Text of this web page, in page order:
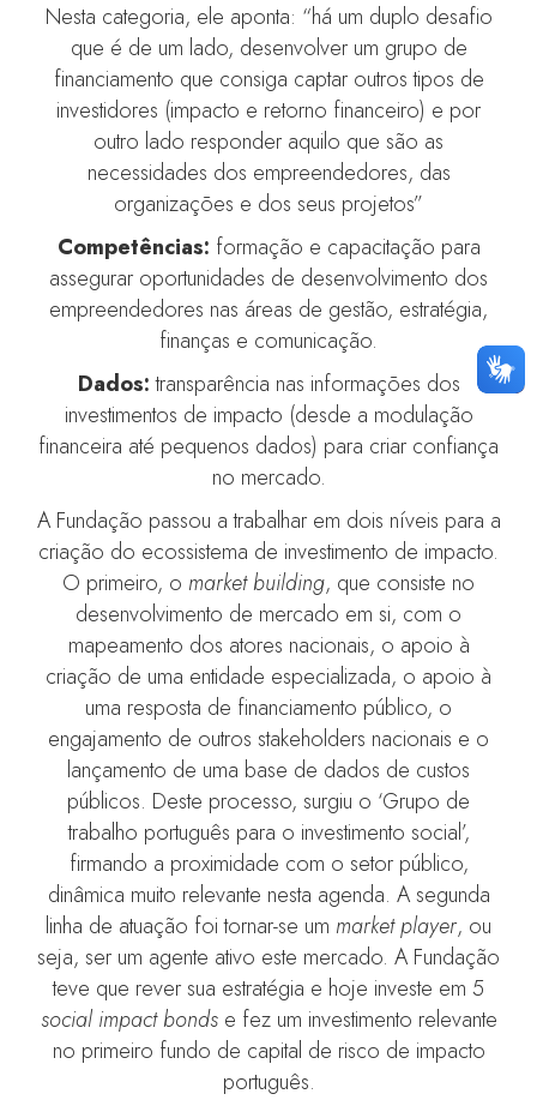
Nesta categoria, ele aponta: “há um duplo desafio
que é de um lado, desenvolver um grupo de
financiamento que consiga captar outros tipos de
investidores (impacto e retorno financeiro) e por
outro lado responder aquilo que são as
necessidades dos empreendedores, das
organizações e dos seus projetos”
Competências: formação e capacitação para
assegurar oportunidades de desenvolvimento dos
empreendedores nas áreas de gestão, estratégia,
finanças e comunicação.
Dados:transparência nas informações dos
investimentos de impacto (desde a modulação
financeira até pequenos dados) para criar confiança
no mercado.
A Fundação passou a trabalhar em dois níveis para a
criação do ecossistema de investimento de impacto.
O primeiro, o market building, que consiste no
desenvolvimento de mercado em si, com o
mapeamento dos atores nacionais, o apoio à
criação de uma entidade especializada, o apoio à
uma resposta de financiamento público, o
engajamento de outros stakeholders nacionais e o
lançamento de uma base de dados de custos
públicos. Deste processo, surgiu o ‘Grupo de
trabalho português para o investimento social’,
firmando a proximidade com o setor público,
dinâmica muito relevante nesta agenda. A segunda
linha de atuação foi tornar-se um market player, ou
seja, ser um agente ativo este mercado. A Fundação
teve que rever sua estratégia e hoje investe em 5
social impact bondse fez um investimento relevante
no primeiro fundo de capital de risco de impacto
português.